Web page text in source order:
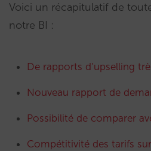
Voici un récapitulatif de
notre BI :
De rapports d’upselling
Nouveau rapport de
Possibilité de comparer
Compétitivité des tarifs